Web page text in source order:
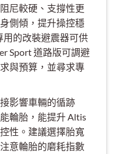
尼較硬、支撐性更
側傾，提升操控穩
用的改裝避震器可供
Sport 道路版可調避
與預算，並尋求專
影響車輛的循跡
輪胎，能提升 Altis
性。建議選擇胎寬
意輪胎的磨耗指數